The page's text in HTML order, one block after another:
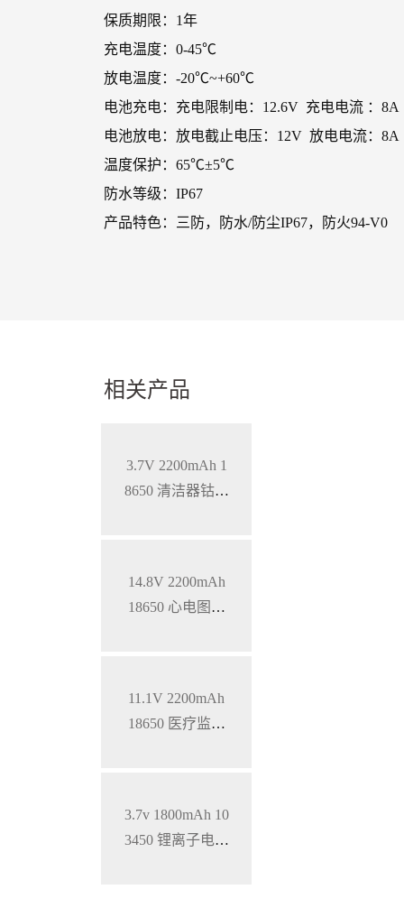
保质期限：1年
充电温度：0-45℃
放电温度：-20℃~+60℃
电池充电：充电限制电：12.6V 充电电流 ：8A
电池放电：放电截止电压：12V 放电电流：
温度保护：65℃±5℃
防水等级：IP67
产品特色：三防，防水/防尘IP67，防火94-V0
相关产品
3.7V 2200mAh 1
8650 清洁器钴酸
14.8V 2200mAh
18650 心电图机
11.1V 2200mAh
18650 医疗监护
3.7v 1800mAh 10
3450 锂离子电池